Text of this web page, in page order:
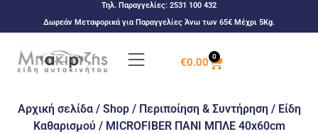
Τηλ. Παραγγελίες: 2531 100 432
Δωρεάν Μεταφορικά για Παραγγελίες Άνω των 65€ Μέχρι 5Kg.
€0.00 0
Αρχική σελίδα/ Shop/ Περιποίηση & Συντήρηση/ Είδη
Καθαρισμού / ΜΙCRΟFIBER ΠΑΝΙ ΜΠΛΕ 40x60cm